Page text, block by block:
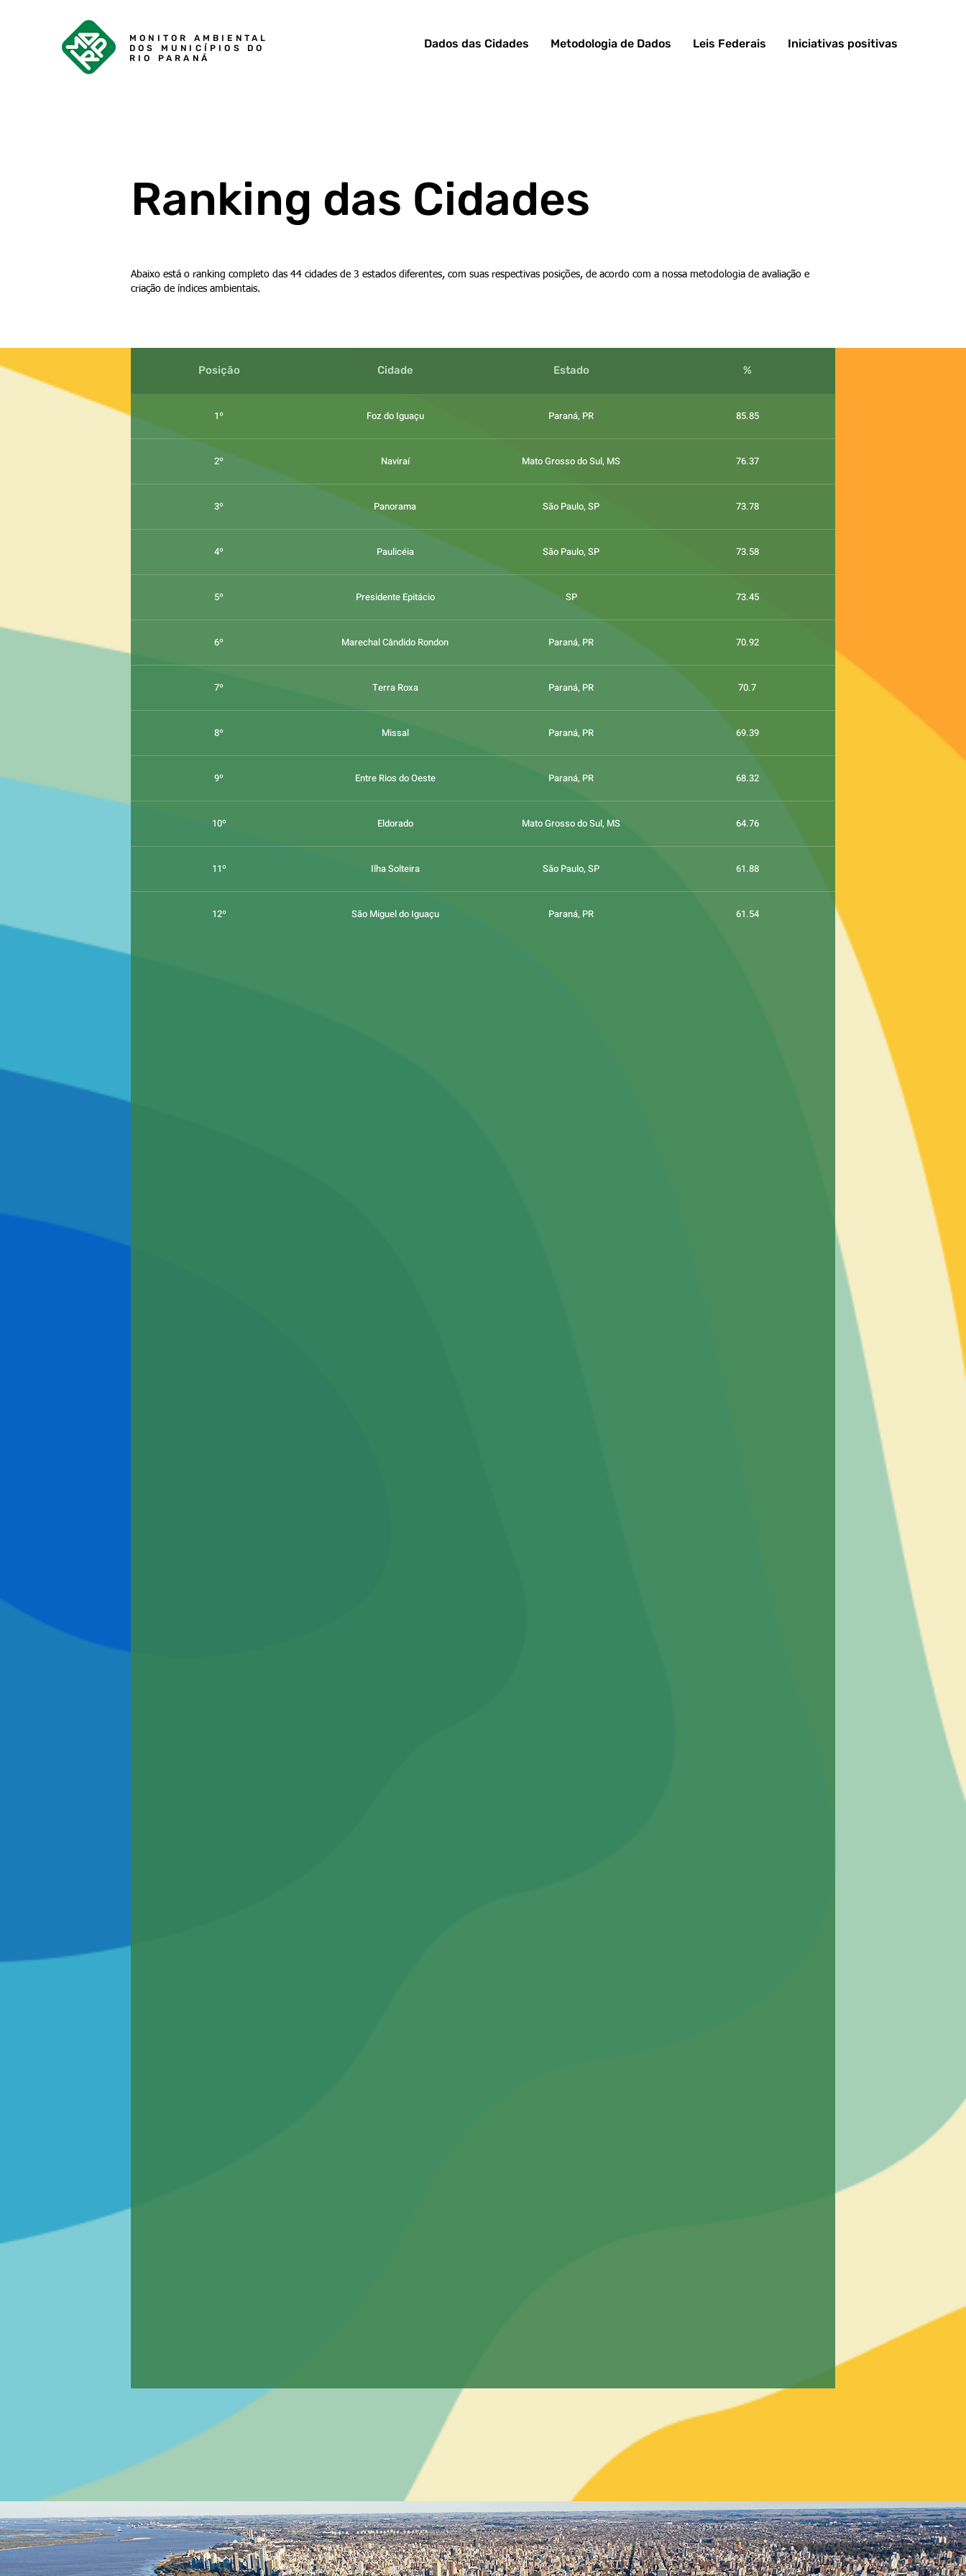
MONITOR AMBIENTAL
DOS MUNICÍPIOS DO
RIO PARANÁ
Dados das Cidades Metodologia de Dados Leis Federais Iniciativas positivas
Ranking das Cidades
Abaixo está o ranking completo das 44 cidades de 3 estados diferentes, com suas respectivas posições, de acordo com a nossa metodologia de avaliação e
criação de índices ambientais.
Posição Cidade Estado %
1º Foz do Iguaçu Paraná, PR 85.85
2º Naviraí Mato Grosso do Sul, MS 76.37
3º Panorama São Paulo, SP 73.78
4º Paulicéia São Paulo, SP 73.58
5º Presidente Epitácio SP 73.45
6º Marechal Cândido Rondon Paraná, PR 70.92
7º Terra Roxa Paraná, PR 70.7
8º Missal Paraná, PR 69.39
9º Entre Rios do Oeste Paraná, PR 68.32
10º Eldorado Mato Grosso do Sul, MS 64.76
11º Ilha Solteira São Paulo, SP 61.88
12º São Miguel do Iguaçu Paraná, PR 61.54